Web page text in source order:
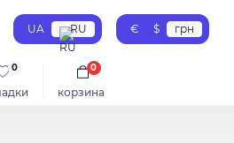
UA RU € $ грн
0
корзина
0